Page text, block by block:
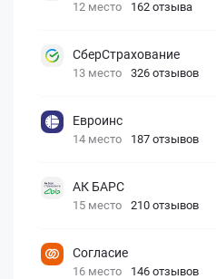
12 место 162 отзыва
СберСтрахование
13 место 326 отзывов
Евроинс
14 место 187 отзывов
АК БАРС
15 место 210 отзывов
Согласие
16 место 146 отзывов